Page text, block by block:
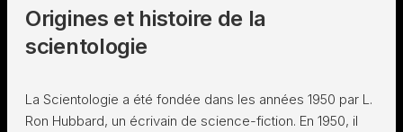
Origines et histoire de la
scientologie
La Scientologie a été fondée dans les années 1950 par L.
Ron Hubbard, un écrivain de science-fiction. En 1950, il